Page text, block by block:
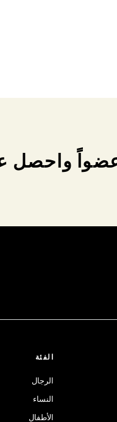
واحصل
الفئة
الرجال
النساء
الأطفال